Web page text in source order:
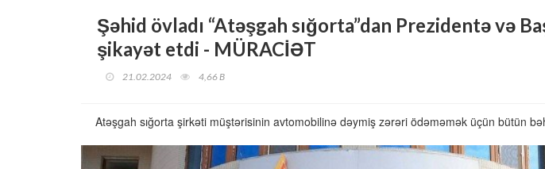
Şəhid övladı “Atəşgah sığorta”dan Prezidentə və
şikayət etdi - MÜRACİƏT
21.02.2024 4,66 B
Atəşgah sığorta şirkəti müştərisinin avtomobilinə dəymiş zərəri ödəməmək üçün bütün